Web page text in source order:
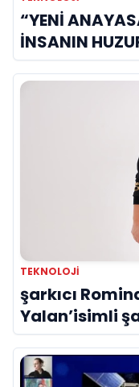
“YENİ
İNSANIN
YER
TEKNOLOJİ
şarkıcı
Yalan’isimli
kırıyor